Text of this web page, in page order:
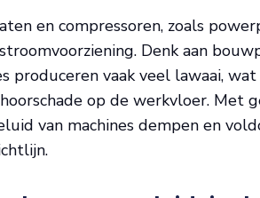
en compressoren, zoals
Denk aan
produceren vaak veel lawaai,
op de werkvloer. Met
van machines dempen en